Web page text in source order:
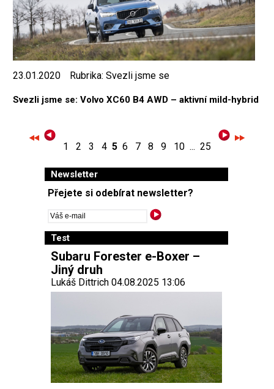
23.01.2020 Rubrika: Svezli jsme se
Svezli jsme se: Volvo XC60 B4 AWD – aktivní mild-hybrid
1 2 3 4 5 6 7 8 9 10 ... 25
Newsletter
Přejete si odebírat newsletter?
Test
Subaru Forester e-Boxer –
Jiný druh
Lukáš Dittrich 04.08.2025 13:06